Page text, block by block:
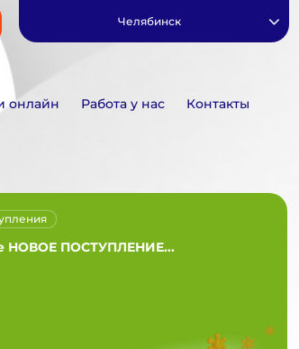
Челябинск
онлайн Работа у нас Контакты
НОВОЕ ПОСТУПЛЕНИЕ...